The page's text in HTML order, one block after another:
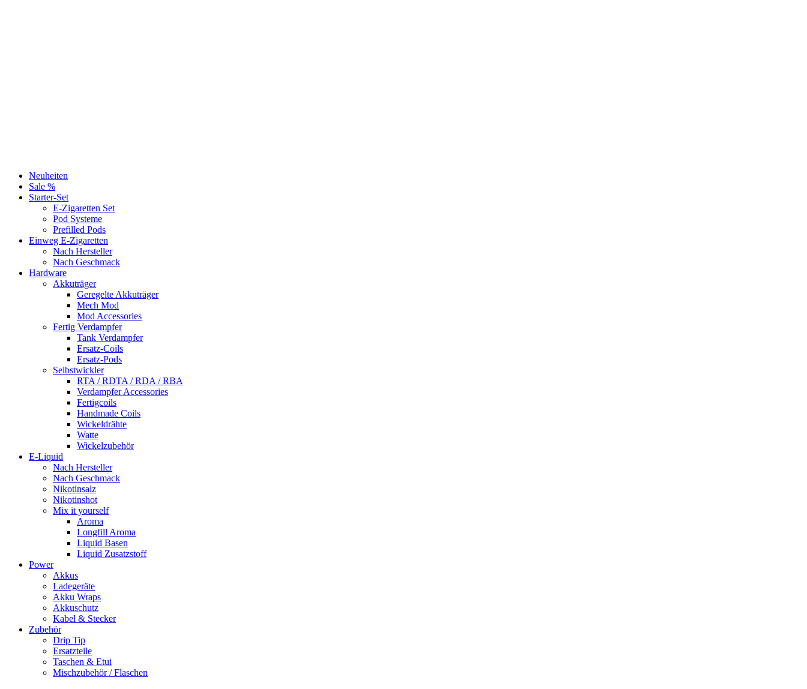
Neuheiten
Sale %
Starter-Set
E-Zigaretten Set
Pod Systeme
Prefilled Pods
Einweg E-Zigaretten
Nach Hersteller
Nach Geschmack
Hardware
Akkuträger
Geregelte Akkuträger
Mech Mod
Mod Accessories
Fertig Verdampfer
Tank Verdampfer
Ersatz-Coils
Ersatz-Pods
Selbstwickler
RTA / RDTA / RDA / RBA
Verdampfer Accessories
Fertigcoils
Handmade Coils
Wickeldrähte
Watte
Wickelzubehör
E-Liquid
Nach Hersteller
Nach Geschmack
Nikotinsalz
Nikotinshot
Mix it yourself
Aroma
Longfill Aroma
Liquid Basen
Liquid Zusatzstoff
Power
Akkus
Ladegeräte
Akku Wraps
Akkuschutz
Kabel & Stecker
Zubehör
Drip Tip
Ersatzteile
Taschen & Etui
Mischzubehör / Flaschen